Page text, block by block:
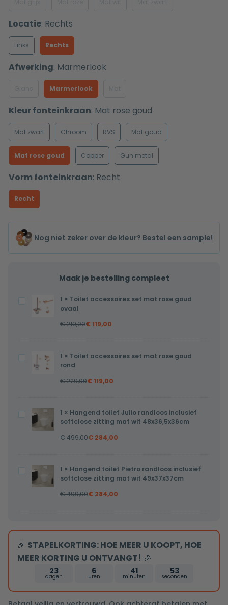
Locatie: Rechts
Links Rechts
Afwerking: Marmerlook
Marmerlook
Kleur fonteinkraan: Mat rose goud
Mat zwart Chroom RVS Mat goud
Mat rose goud Copper Gun metal
Vorm fonteinkraan: Recht
Recht
Nog niet zeker over de kleur? Bestel een sample!
Maak je bestelling compleet
Toilet
accessoires
rose
goud
1 × Toilet accessoires set mat rose goud
ovaal
€219,00€ 119,00
Toilet
accessoires
rose
goud
rond
1 × Toilet accessoires set mat rose goud
rond
€229,00€ 119,00
Hangend
toilet
inclusief
softclose
zitting
48x36,5x36cm
1 × Hangend toilet Julio randloos inclusief
softclose zitting mat wit 48x36,5x36cm
€499,00€ 284,00
Hangend
toilet
zitting
mat
1 × Hangend toilet Pietro randloos inclusief
softclose zitting mat wit 49x37x37cm
€499,00€ 284,00
🎉 STAPELKORTING: HOE MEER U KOOPT, HOE
MEER KORTING U ONTVANGT! 🎉
23
dagen
6
uren
41
minuten
52
seconden